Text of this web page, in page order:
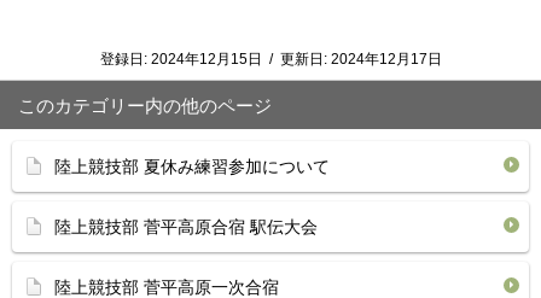
登録日: 2024年12月15日 / 更新日: 2024年12月17日
このカテゴリー内の他のページ
陸上競技部 夏休み練習参加について
陸上競技部 菅平高原合宿 駅伝大会
陸上競技部 菅平高原一次合宿